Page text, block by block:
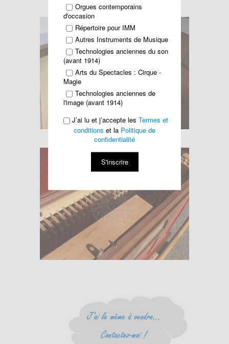
Orgues contemporains
d'occasion
Répertoire pour IMM
Autres Instruments de Musique
Technologies anciennes du son
(avant 1914)
Arts du Spectacles : Cirque -
Magie
Technologies anciennes de
l'image (avant 1914)
J’ai lu et j’accepte les Termes et
conditions et la Politique de
confidentialité
S'inscrire